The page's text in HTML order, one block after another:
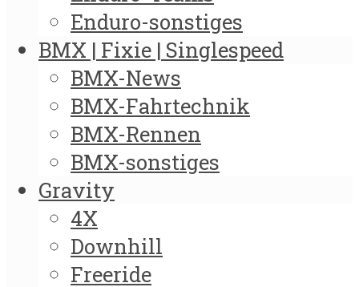
Enduro-sonstiges
BMX | Fixie | Singlespeed
BMX-News
BMX-Fahrtechnik
BMX-Rennen
BMX-sonstiges
Gravity
4X
Downhill
Freeride